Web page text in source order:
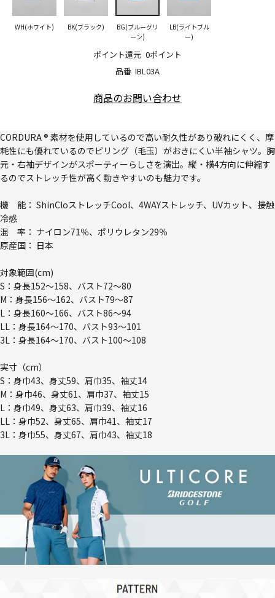
品番 IBL03A
ポイント還元 0ポイント
WH(ホワイト) BK(ブラック)
BG(ブルーグリ
ーン)
LB(ライトブル
ー)
商品のお問い合わせ
CORDURA ® 素材を使用しているので高い耐久性があり破れにくく、摩
耗性にも優れているのでピリング（毛玉）がおきにくい半袖シャツ。胸
元・右袖デザインがスポーティーらしさを演出。縦・横4方向に伸縮す
るのでストレッチ性が高く動きやすいのも魅力です。
機 能： ShinCloストレッチCool、4WAYストレッチ、UVカット、接触
冷感
混 率： ナイロン71％、ポリウレタン29％
原産国： 日本
対象範囲(cm)
S：身長152～158、バスト72～80
M：身長156～162、バスト79～87
L：身長160～166、バスト86～94
LL：身長164～170、バスト93～101
3L：身長164～170、バスト100～108
実寸（cm）
S：身巾43、身丈59、肩巾35、袖丈14
M：身巾46、身丈61、肩巾37、袖丈15
L：身巾49、身丈63、肩巾39、袖丈16
LL：身巾52、身丈65、肩巾41、袖丈17
3L：身巾55、身丈67、肩巾43、袖丈18